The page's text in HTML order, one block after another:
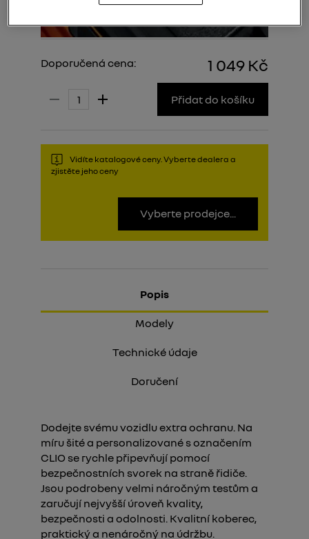
Doporučená cena: 1 049 Kč
Přidat do košíku
Vidíte katalogové ceny. Vyberte dealera a
zjistěte jeho ceny
Vyberte prodejce...
Popis
Modely
Technické údaje
Doručení
Dodejte svému vozidlu extra ochranu. Na
míru šité a personalizované s označením
CLIO se rychle připevňují pomocí
bezpečnostních svorek na straně řidiče.
Jsou podrobeny velmi náročným testům a
zaručují nejvyšší úroveň kvality,
bezpečnosti a odolnosti. Kvalitní koberec,
praktický a nenáročný na údržbu.